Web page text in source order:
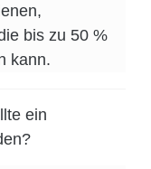
bis zu 50 %
kann.
ein